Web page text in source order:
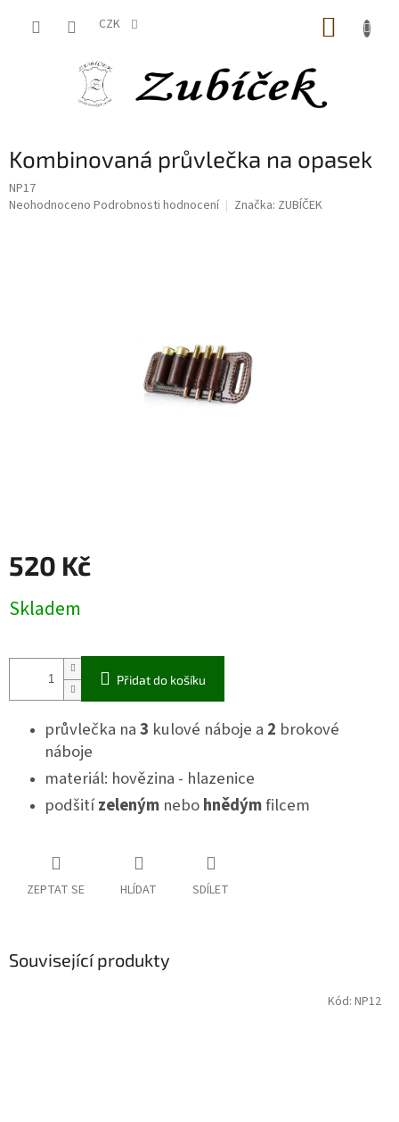
CZK
Kombinovaná průvlečka na opasek
NP17
Průměrné
Neohodnoceno Podrobnosti hodnocení Značka: ZUBÍČEK
520 Kč
cena:
Skladem
Přidat do košíku
průvlečka na3 kulové náboje a 2 brokové
náboje
materiál: hovězina - hlazenice
podšitízeleným nebohnědýmfilcem
ZEPTAT SE HLÍDAT SDÍLET
Související produkty
Kód: NP12